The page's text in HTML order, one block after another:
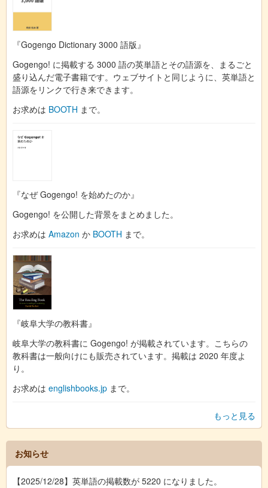
『Gogengo Dictionary 3000 語版』
Gogengo! に掲載する 3000 語の英単語とその語源を、まるごと
盛り込んだ電子書籍です。ウェブサイトと同じように、英単語と
語源をリンクで行き来できます。
お求めは BOOTH まで。
『なぜ Gogengo! を始めたのか』
Gogengo! を公開した背景をまとめました。
お求めは Amazon か BOOTH まで。
『岐阜大学の教科書』
岐阜大学の教科書に Gogengo! が掲載されています。こちらの
教科書は一般向けにも販売されています。掲載は 2020 年度よ
り。
お求めは englishbooks.jp まで。
もっと見る
お知らせ
【2025/12/28】英単語の掲載数が 5220 になりました。